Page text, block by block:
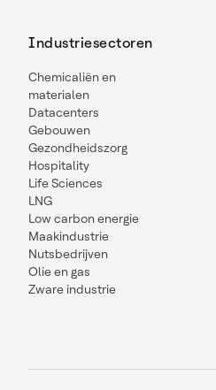
Industriesectoren
Chemicaliën en
materialen
Datacenters
Gebouwen
Gezondheidszorg
Hospitality
Life Sciences
LNG
Low carbon energie
Maakindustrie
Nutsbedrijven
Olie en gas
Zware industrie